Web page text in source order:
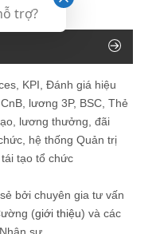
KPI, Đánh giá hiệu
lương 3P, BSC, Thẻ
lương thưởng, đãi
hệ thống Quản trị
tạo tổ chức
bởi chuyên gia tư vấn
(giới thiệu) và các
sự.
trợ?